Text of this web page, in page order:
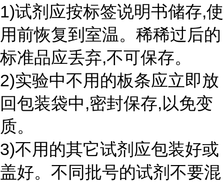
1)试剂应按标签说明书储存,使
用前恢复到室温。稀稀过后的
标准品应丢弃,不可保存。
2)实验中不用的板条应立即放
回包装袋中,密封保存,以免变
质。
3)不用的其它试剂应包装好或
盖好。不同批号的试剂不要混